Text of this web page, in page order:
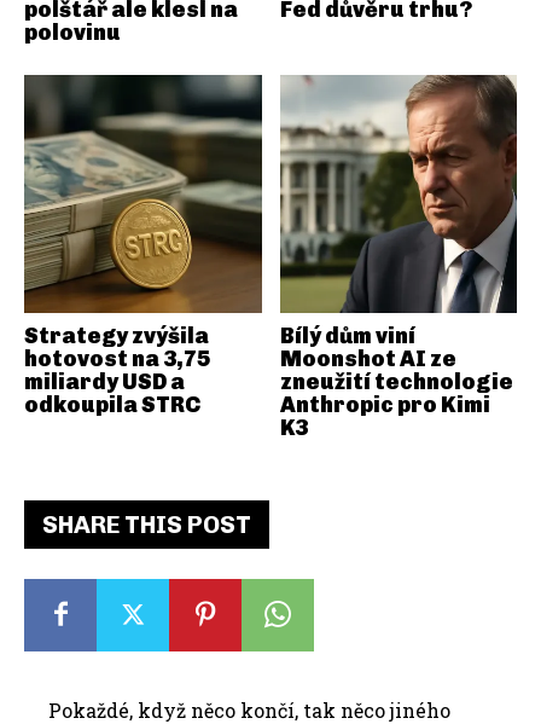
SHARE THIS POST
Pokaždé, když něco končí, tak něco jiného
polštář ale klesl na
polovinu
Fed důvěru trhu?
Strategy zvýšila
hotovost na 3,75
miliardy USD a
odkoupila STRC
Bílý dům viní
Moonshot AI ze
zneužití technologie
Anthropic pro Kimi
K3